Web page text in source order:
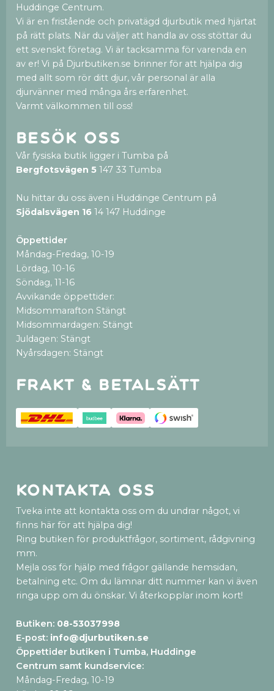
Huddinge Centrum.
Vi är en fristående och privatägd djurbutik med hjärtat
på rätt plats. När du väljer att handla av oss stöttar du
ett svenskt företag. Vi är tacksamma för varenda en
av er! Vi på Djurbutiken.se brinner för att hjälpa dig
med allt som rör ditt djur, vår personal är alla
djurvänner med många års erfarenhet.
Varmt välkommen till oss!
Besök oss
Vår fysiska butik ligger i Tumba på
Bergfotsvägen 5 147 33 Tumba
Nu hittar du oss även i Huddinge Centrum på
Sjödalsvägen 16 14 147 Huddinge
Öppettider
Måndag-Fredag, 10-19
Lördag, 10-16
Söndag, 11-16
Avvikande öppettider:
Midsommarafton Stängt
Midsommardagen: Stängt
Juldagen: Stängt
Nyårsdagen: Stängt
Frakt & betalsätt
Kontakta oss
Tveka inte att kontakta oss om du undrar något, vi
finns här för att hjälpa dig!
Ring butiken för produktfrågor, sortiment, rådgivning
mm.
Mejla oss för hjälp med frågor gällande hemsidan,
betalning etc. Om du lämnar ditt nummer kan vi även
ringa upp om du önskar. Vi återkopplar inom kort!
Butiken: 08-53037998
E-post: info@djurbutiken.se
Öppettider butiken i Tumba, Huddinge
Centrum samt kundservice:
Måndag-Fredag, 10-19